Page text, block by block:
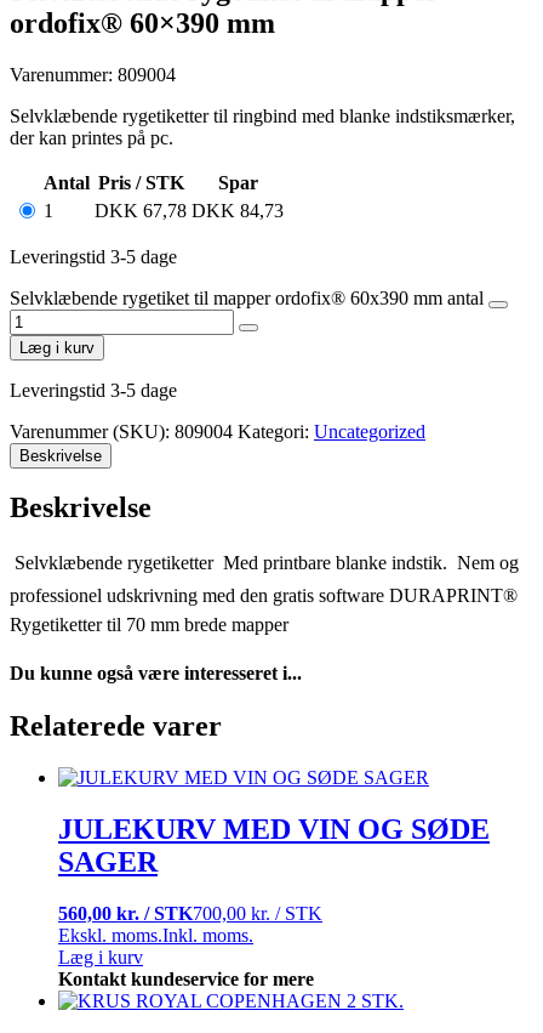
ordofix® 60×390 mm
Varenummer: 809004
Selvklæbende rygetiketter til ringbind med blanke indstiksmærker,
der kan printes på pc.
Antal Pris / STK
Spar
1
DKK 67,78 DKK 84,73
Leveringstid 3-5 dage
Selvklæbende rygetiket til mapper ordofix® 60x390 mm antal
Læg i kurv
Leveringstid 3-5 dage
Varenummer (SKU): 809004 Kategori: Uncategorized
Beskrivelse
Beskrivelse
 Selvklæbende rygetiketter  Med printbare blanke indstik.  Nem og
professionel udskrivning med den gratis software DURAPRINT® 
Rygetiketter til 70 mm brede mapper
Du kunne også være interesseret i...
Relaterede varer
JULEKURV MED VIN OG SØDE
SAGER
560,00 kr. / STK700,00 kr. / STK
Ekskl. moms.Inkl. moms.
Læg i kurv
Kontakt kundeservice for mere